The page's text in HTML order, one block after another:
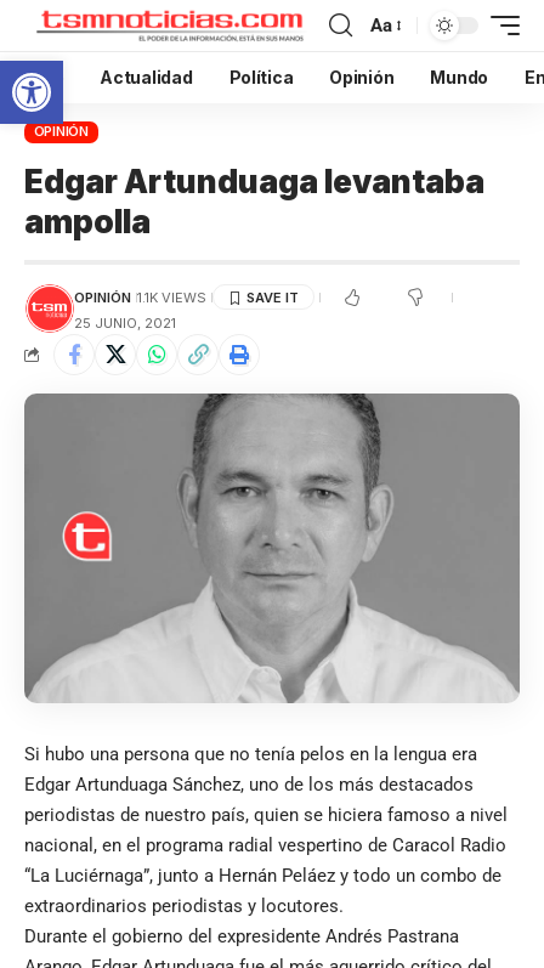
Abrir barra de herramientas
Aa
Inicio Actualidad Política Opinión Mundo
OPINIÓN
Edgar Artunduaga levantaba
ampolla
OPINIÓN 1.1K VIEWS
25 JUNIO, 2021
Si hubo una persona que no tenía pelos en la lengua era
Edgar Artunduaga Sánchez, uno de los más destacados
periodistas de nuestro país, quien se hiciera famoso a nivel
nacional, en el programa radial vespertino de Caracol Radio
“La Luciérnaga”, junto a Hernán Peláez y todo un combo de
extraordinarios periodistas y locutores.
Durante el gobierno del expresidente Andrés Pastrana